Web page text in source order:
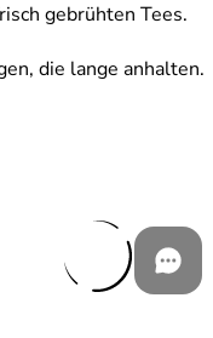
gebrühten Tees.
die lange anhalten.